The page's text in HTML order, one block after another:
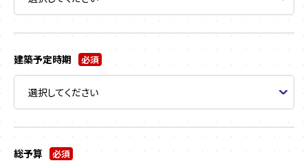
建築予定時期 必須
総予算 必須